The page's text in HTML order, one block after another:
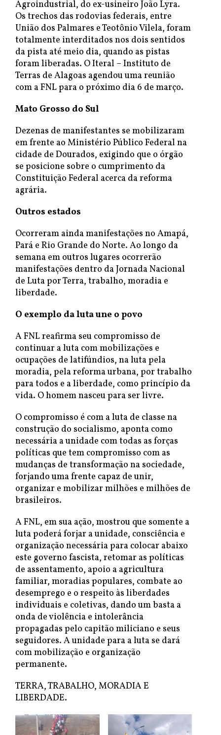
Agroindustrial, do ex-usineiro João Lyra.
Os trechos das rodovias federais, entre
União dos Palmares e Teotônio Vilela, foram
totalmente interditados nos dois sentidos
da pista até meio dia, quando as pistas
foram liberadas. O Iteral – Instituto de
Terras de Alagoas agendou uma reunião
com a FNL para o próximo dia 6 de março.
Mato Grosso do Sul
Dezenas de manifestantes se mobilizaram
em frente ao Ministério Público Federal na
cidade de Dourados, exigindo que o órgão
se posicione sobre o cumprimento da
Constituição Federal acerca da reforma
agrária.
Outros estados
Ocorreram ainda manifestações no Amapá,
Pará e Rio Grande do Norte. Ao longo da
semana em outros lugares ocorrerão
manifestações dentro da Jornada Nacional
de Luta por Terra, trabalho, moradia e
liberdade.
O exemplo da luta une o povo
A FNL reafirma seu compromisso de
continuar a luta com mobilizações e
ocupações de latifúndios, na luta pela
moradia, pela reforma urbana, por trabalho
para todos e a liberdade, como princípio da
vida. O homem nasceu para ser livre.
O compromisso é com a luta de classe na
construção do socialismo, aponta como
necessária a unidade com todas as forças
políticas que tem compromisso com as
mudanças de transformação na sociedade,
forjando uma frente capaz de unir,
organizar e mobilizar milhões e milhões de
brasileiros.
A FNL, em sua ação, mostrou que somente a
luta poderá forjar a unidade, consciência e
organização necessária para colocar abaixo
este governo fascista, retomar as políticas
de assentamento, apoio a agricultura
familiar, moradias populares, combate ao
desemprego e o respeito às liberdades
individuais e coletivas, dando um basta a
onda de violência e intolerância
propagadas pelo capitão miliciano e seus
seguidores. A unidade para a luta se dará
com mobilização e organização
permanente.
TERRA, TRABALHO, MORADIA E
LIBERDADE.